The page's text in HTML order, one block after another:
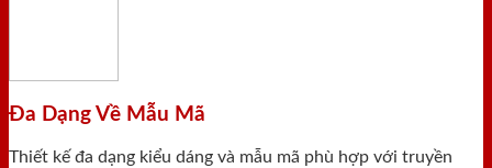
Đa Dạng Về Mẫu Mã
Thiết kế đa dạng kiểu dáng và mẫu mã phù hợp với truyền